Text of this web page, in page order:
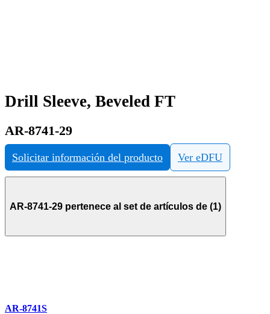
Drill Sleeve, Beveled FT
AR-8741-29
Solicitar información del producto Ver eDFU
AR-8741-29 pertenece al set de artículos de (1)
AR-8741S